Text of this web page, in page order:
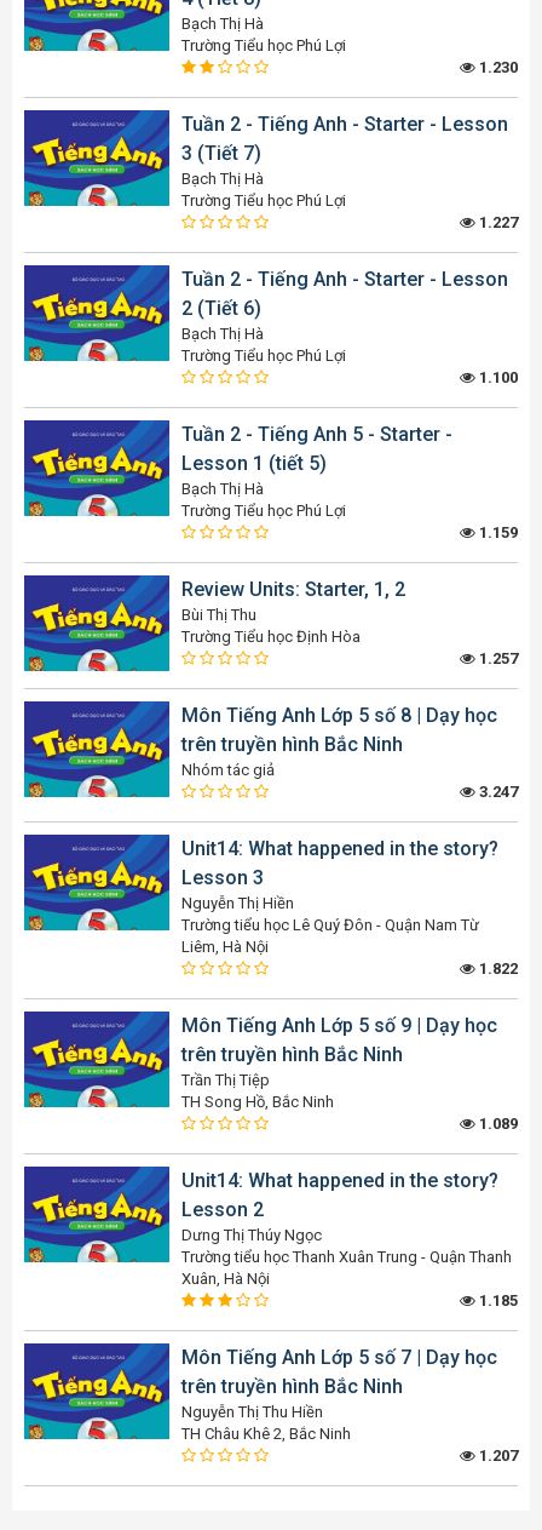
Bạch Thị Hà
Trường Tiểu học Phú Lợi
1.230
Tuần 2 - Tiếng Anh - Starter - Lesson
3 (Tiết 7)
Bạch Thị Hà
Trường Tiểu học Phú Lợi
1.227
Tuần 2 - Tiếng Anh - Starter - Lesson
2 (Tiết 6)
Bạch Thị Hà
Trường Tiểu học Phú Lợi
1.100
Tuần 2 - Tiếng Anh 5 - Starter -
Lesson 1 (tiết 5)
Bạch Thị Hà
Trường Tiểu học Phú Lợi
1.159
Review Units: Starter, 1, 2
Bùi Thị Thu
Trường Tiểu học Định Hòa
1.257
Môn Tiếng Anh Lớp 5 số 8 | Dạy học
trên truyền hình Bắc Ninh
Nhóm tác giả
3.247
Unit14: What happened in the story?
Lesson 3
Nguyễn Thị Hiền
Trường tiểu học Lê Quý Đôn - Quận Nam Từ
Liêm, Hà Nội
1.822
Môn Tiếng Anh Lớp 5 số 9 | Dạy học
trên truyền hình Bắc Ninh
Trần Thị Tiệp
TH Song Hồ, Bắc Ninh
1.089
Unit14: What happened in the story?
Lesson 2
Dưng Thị Thúy Ngọc
Trường tiểu học Thanh Xuân Trung - Quận Thanh
Xuân, Hà Nội
1.185
Môn Tiếng Anh Lớp 5 số 7 | Dạy học
trên truyền hình Bắc Ninh
Nguyễn Thị Thu Hiền
TH Châu Khê 2, Bắc Ninh
1.207